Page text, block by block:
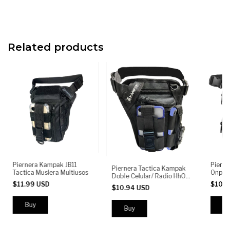
Related products
Piernera Kampak JB11
Tactica Muslera Multiusos
$11.99 USD
Piernera Tactica Kampak
Doble Celular/ Radio Hh06
Multiusos
$10.94 USD
Onp1